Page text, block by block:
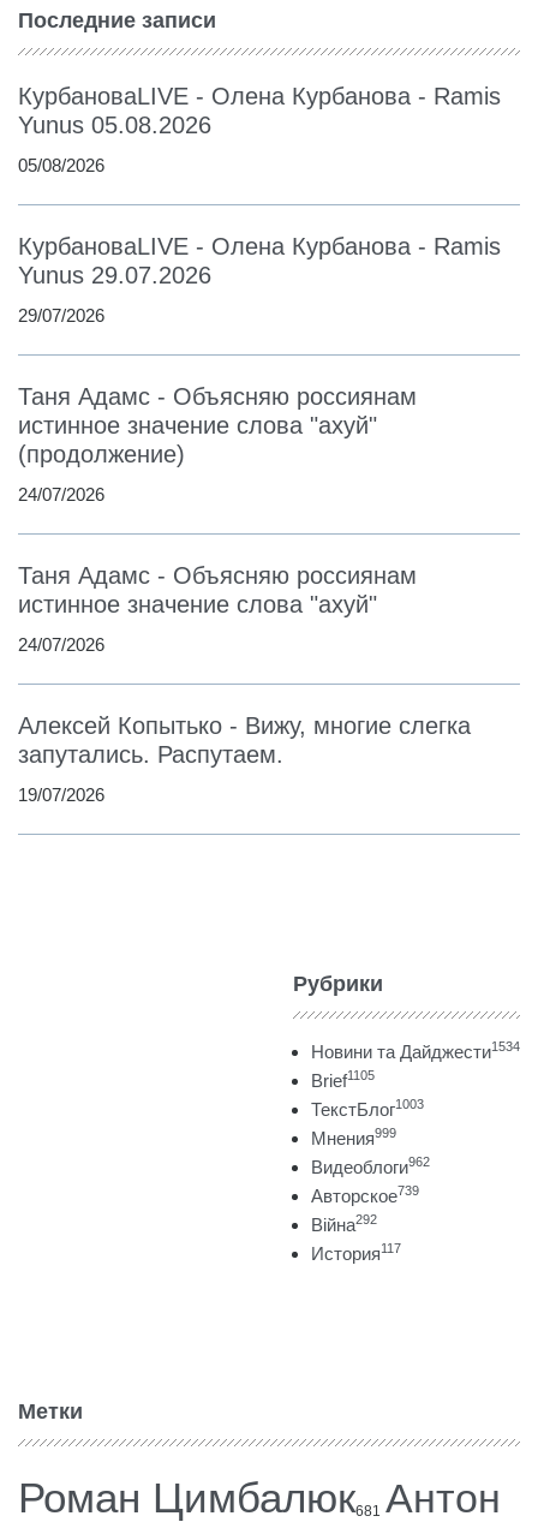
Последние записи
КурбановаLIVE - Олена Курбанова - Ramis
Yunus 05.08.2026
05/08/2026
КурбановаLIVE - Олена Курбанова - Ramis
Yunus 29.07.2026
29/07/2026
Таня Адамс - Объясняю россиянам
истинное значение слова "ахуй"
(продолжение)
24/07/2026
Таня Адамс - Объясняю россиянам
истинное значение слова "ахуй"
24/07/2026
Алексей Копытько - Вижу, многие слегка
запутались. Распутаем.
19/07/2026
Рубрики
Новини та Дайджести1534
Brief1105
ТекстБлог1003
Мнения999
Видеоблоги962
Авторское739
Війна292
История117
Метки
Роман Цимбалюк681 Антон